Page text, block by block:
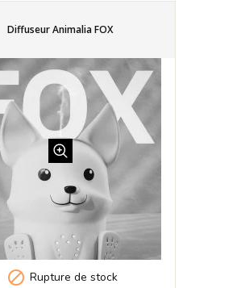
Diffuseur Animalia FOX
 Rupture de stock